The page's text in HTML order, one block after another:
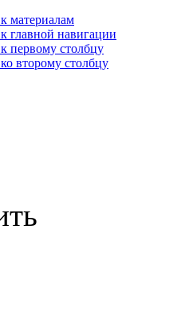
материалам
главной навигации
первому столбцу
второму столбцу